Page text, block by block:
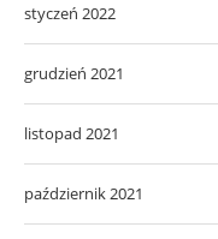
styczeń 2022
grudzień 2021
listopad 2021
październik 2021